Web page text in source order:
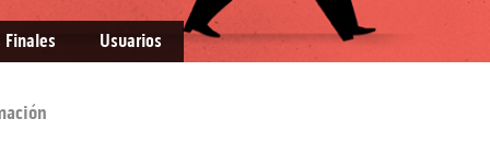
Finales Usuarios